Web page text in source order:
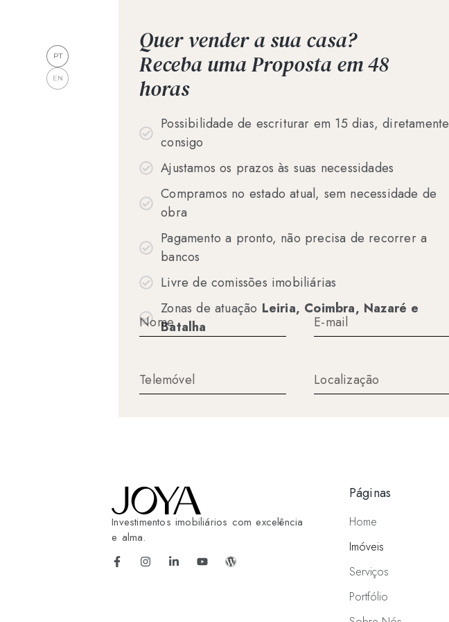
PT
EN
Quer vender a sua casa?
Receba uma Proposta em 48
horas
Possibilidade de escriturar em 15 dias, diretamente
consigo
Ajustamos os prazos às suas necessidades
Compramos no estado atual, sem necessidade de
obra
Pagamento a pronto, não precisa de recorrer a
bancos
Livre de comissões imobiliárias
Zonas de atuação Leiria, Coimbra, Nazaré e
Batalha
Investimentos imobiliários com excelência
e alma.
Páginas
Home
Imóveis
Serviços
Portfólio